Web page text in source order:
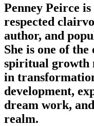
Penney Peirce
respected
author, and
She is one of
spiritual growth
in
development,
dream work,
realm.